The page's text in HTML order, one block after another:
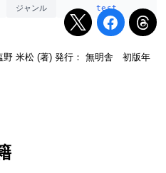
ジャンル test
米松 (著) 発行： 無明舎 初版年